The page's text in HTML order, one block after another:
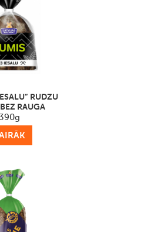
RUDZU
RAUGA